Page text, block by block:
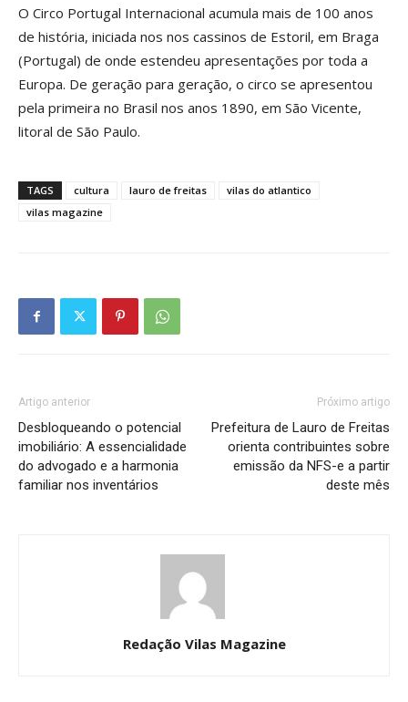
O Circo Portugal Internacional acumula mais de 100 anos
de história, iniciada nos nos cassinos de Estoril, em Braga
(Portugal) de onde estendeu apresentações por toda a
Europa. De geração para geração, o circo se apresentou
pela primeira no Brasil nos anos 1890, em São Vicente,
litoral de São Paulo.
TAGS cultura lauro de freitas
vilas do atlantico
vilas magazine
Artigo anterior
Desbloqueando o potencial
imobiliário: A essencialidade
do advogado e a harmonia
familiar nos inventários
Próximo artigo
Prefeitura de Lauro de Freitas
orienta contribuintes sobre
emissão da NFS-e a partir
deste mês
Redação Vilas Magazine